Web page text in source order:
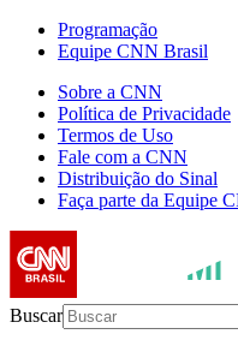
Programação
Equipe CNN Brasil
Sobre a CNN
Política de Privacidade
Termos de Uso
Fale com a CNN
Distribuição do Sinal
Faça parte da Equipe
Buscar